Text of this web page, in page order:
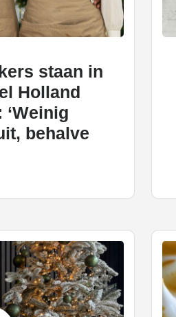
staan in
Holland
behalve